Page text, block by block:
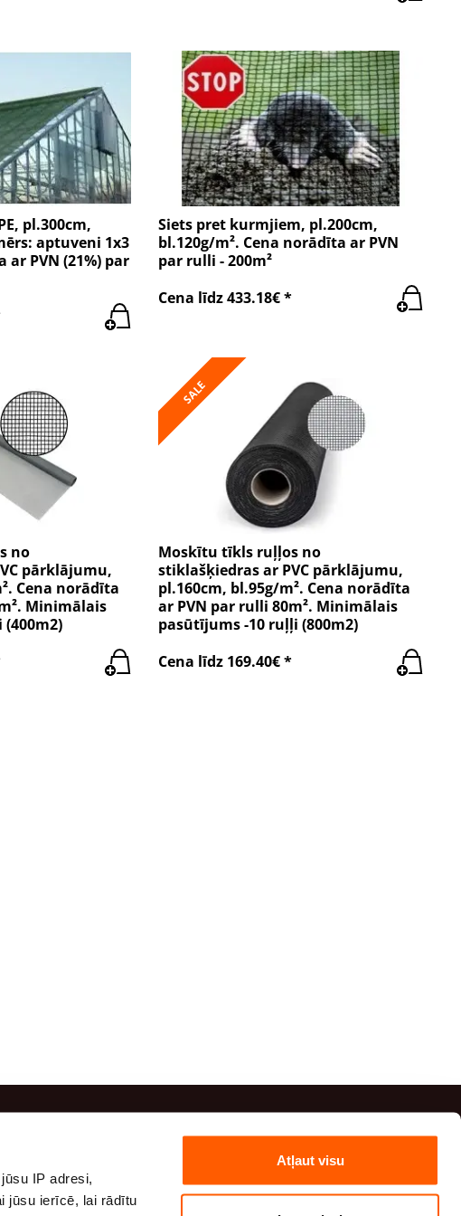
IP adresi,
jūsu ierīcē, lai rādītu
Atļaut visu
pl.300cm,
aptuveni 1x3
PVN (21%) par
Siets pret kurmjiem, pl.200cm,
bl.120g/m². Cena norādīta ar PVN
par rulli - 200m²
Cena līdz 433.18€ *
no
pārklājumu,
Cena norādīta
Minimālais
SALE
Moskītu tīkls ruļļos no
stiklašķiedras ar PVC pārklājumu,
pl.160cm, bl.95g/m². Cena norādīta
ar PVN par rulli 80m². Minimālais
pasūtījums -10 ruļļi (800m2)
Cena līdz 169.40€ *
(+371) 29 41 20 54